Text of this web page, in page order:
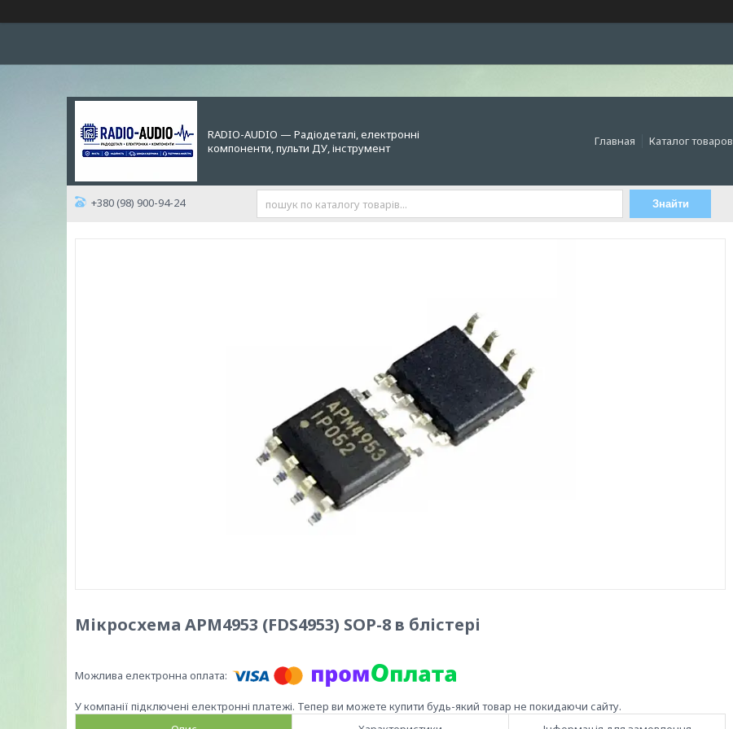
RADIO-AUDIO — Радіодеталі, електронні
компоненти, пульти ДУ, інструмент
Главная Каталог товаров
+380 (98) 900-94-24 Знайти
Мікросхема APM4953 (FDS4953) SOP-8 в блістері
У компанії підключені електронні платежі. Тепер ви можете купити будь-який товар не покидаючи сайту.